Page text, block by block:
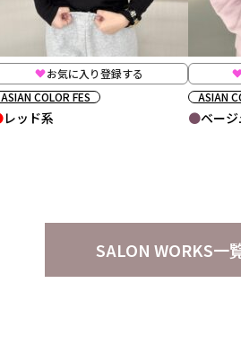
お気に入り登録する
ASIAN COLOR FES
レッド系
ASIAN
ベージ
SALON WORKS一